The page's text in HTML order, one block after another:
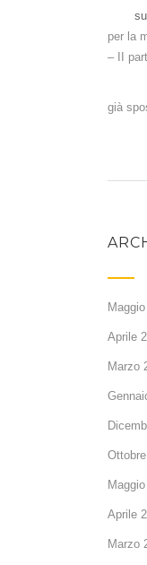
su
per la
– II
già
Aprile
Marzo
Aprile
Marzo